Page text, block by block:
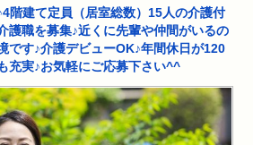
階建て定員（居室総数）15人の介護付
護職を募集♪近くに先輩や仲間がいるの
です♪介護デビューOK♪年間休日が120
充実♪お気軽にご応募下さい^^